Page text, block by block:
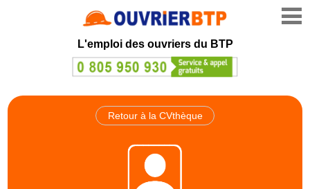
L'emploi des ouvriers du BTP
Retour à la CVthèque